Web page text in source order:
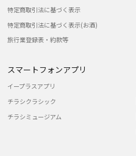
特定商取引法に基づく表示
特定商取引法に基づく表示(お酒)
旅行業登録表・約款等
スマートフォンアプリ
イープラスアプリ
チラシクラシック
チラシミュージアム